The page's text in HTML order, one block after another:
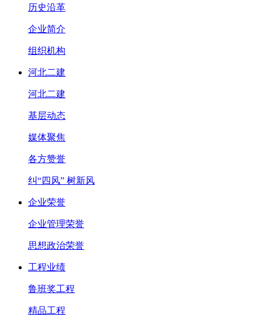
历史沿革
企业简介
组织机构
河北二建
河北二建
基层动态
媒体聚焦
各方赞誉
纠“四风” 树新风
企业荣誉
企业管理荣誉
思想政治荣誉
工程业绩
鲁班奖工程
精品工程